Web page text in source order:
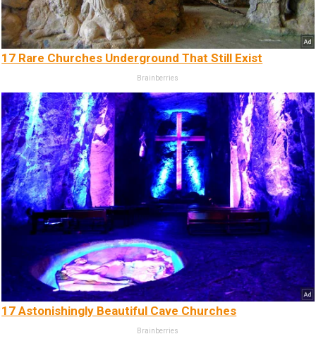
17 Rare Churches Underground That Still Exist
Brainberries
17 Astonishingly Beautiful Cave Churches
Brainberries